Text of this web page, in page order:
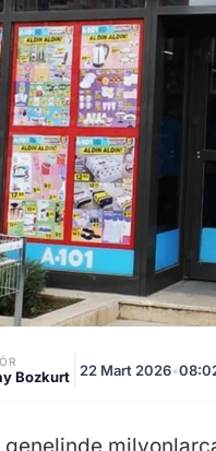
Bozkurt 22 Mart 2026•